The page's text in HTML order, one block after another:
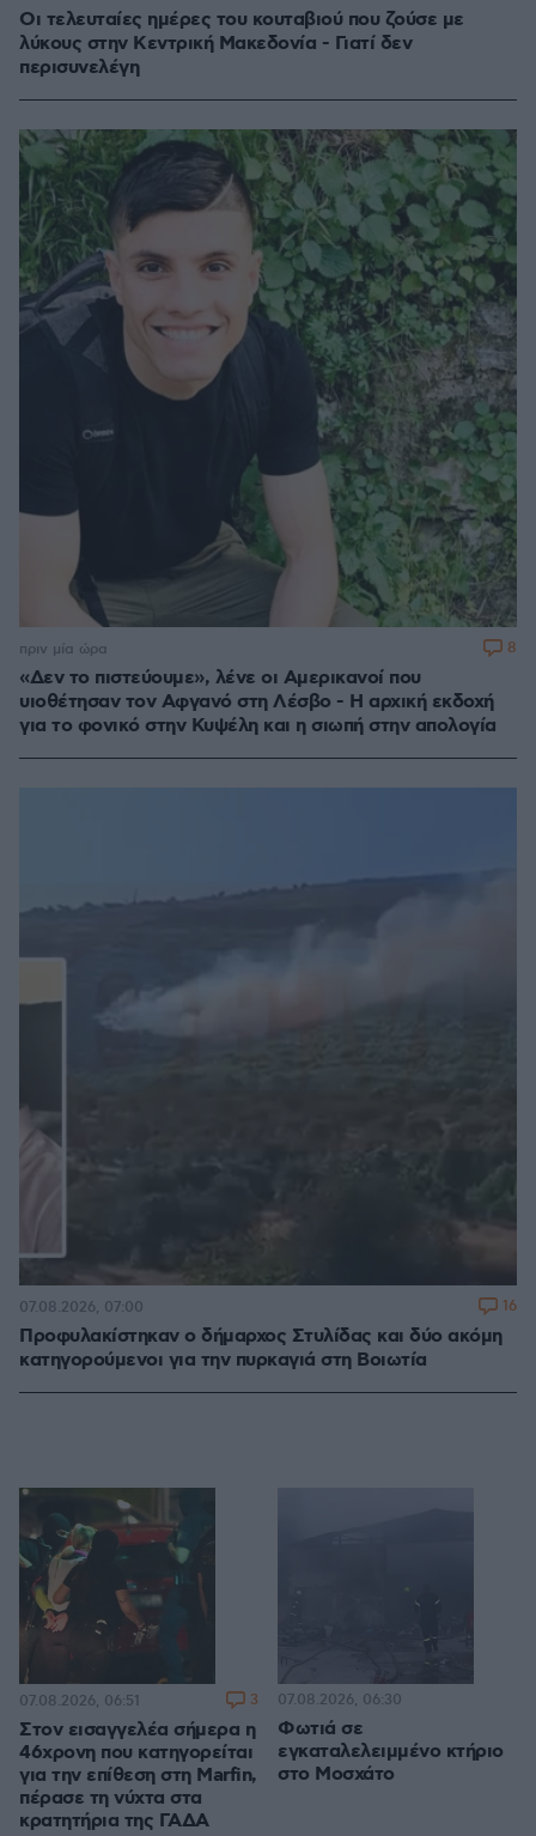
Οι τελευταίες ημέρες του κουταβιού που ζούσε με
λύκους στην Κεντρική Μακεδονία - Γιατί δεν
περισυνελέγη
«Δεν το πιστεύουμε», λένε οι Αμερικανοί που
υιοθέτησαν τον Αφγανό στη Λέσβο - Η αρχική εκδοχή
για το φονικό στην Κυψέλη και η σιωπή στην απολογία
πριν μία ώρα 8
Προφυλακίστηκαν ο δήμαρχος Στυλίδας και δύο ακόμη
κατηγορούμενοι για την πυρκαγιά στη Βοιωτία
07.08.2026, 07:00 16
Στον εισαγγελέα σήμερα η
46χρονη που κατηγορείται
για την επίθεση στη Marfin,
πέρασε τη νύχτα στα
κρατητήρια της ΓΑΔΑ
07.08.2026, 06:51 3
Φωτιά σε
εγκαταλελειμμένο κτήριο
στο Μοσχάτο
07.08.2026, 06:30